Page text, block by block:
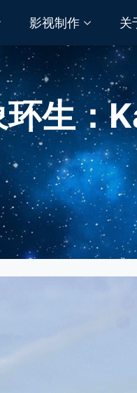
影视制作 关
环生：